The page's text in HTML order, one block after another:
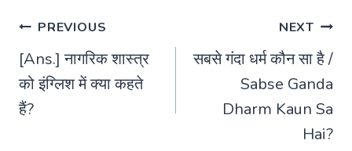
Post
navigation
PREVIOUS
[Ans.] नागरिक शास्त्र
को इंग्लिश में क्या कहते
हैं?
NEXT
सबसे गंदा धर्म कौन सा है /
Sabse Ganda
Dharm Kaun Sa
Hai?